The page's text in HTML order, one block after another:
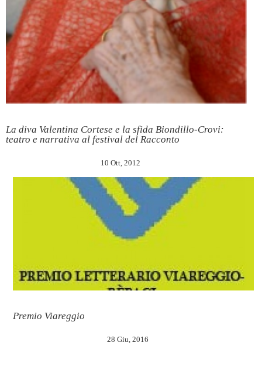
La diva Valentina Cortese e la sfida Biondillo-Crovi:
teatro e narrativa al festival del Racconto
10 Ott, 2012
Premio Viareggio
28 Giu, 2016